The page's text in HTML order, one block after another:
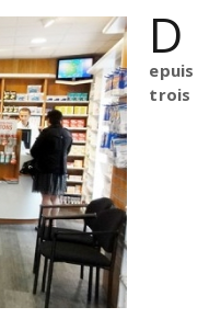
D
epuis
trois